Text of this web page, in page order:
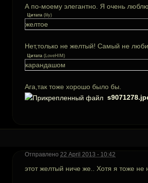
А по-моему элегантно. Я очень
Цитата ( lily)
желтое
Нет,только не желтый! Самый не
Цитата ( LoveHIM )
карандашом
Ага,так тоже хорошо было бы.
Отправлено 22 April 2013 - 10:42
этот желтый ниче же.. Хотя я тоже не